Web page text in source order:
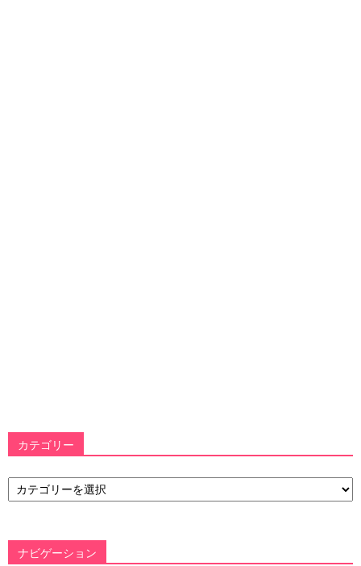
カテゴリー
カ
テ
ー
ナビゲーション